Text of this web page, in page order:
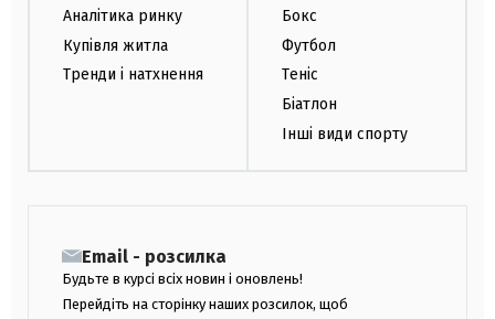
Аналітика ринку
Купівля житла
Тренди і натхнення
Бокс
Футбол
Теніс
Біатлон
Інші види спорту
Email - розсилка
Будьте в курсі всіх новин і оновлень!
Перейдіть на сторінку наших розсилок, щоб